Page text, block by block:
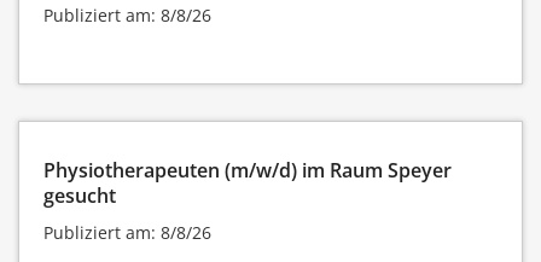
Publiziert am: 8/8/26
Physiotherapeuten (m/w/d) im Raum Speyer
gesucht
Publiziert am: 8/8/26